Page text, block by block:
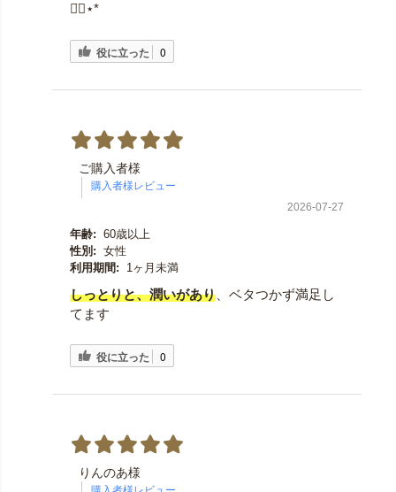
◡̈⃝︎⋆︎*
役に立った 0
ご購入者様
2026-07-27
年齢: 60歳以上
性別: 女性
利用期間:
1ヶ月未満
しっとりと、潤いがあり、ベタつかず満足し
てます
役に立った 0
りんのあ様